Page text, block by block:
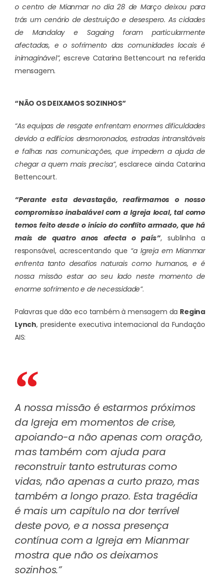
o centro de Mianmar no dia 28 de Março deixou para
trás um cenário de destruição e desespero. As cidades
de Mandalay e Sagaing foram particularmente
afectadas, e o sofrimento das comunidades locais é
inimaginável”, escreve Catarina Bettencourt na referida
mensagem.
“NÃO OS DEIXAMOS SOZINHOS”
“As equipas de resgate enfrentam enormes dificuldades
devido a edifícios desmoronados, estradas intransitáveis
e falhas nas comunicações, que impedem a ajuda de
chegar a quem mais precisa”, esclarece ainda Catarina
Bettencourt.
“Perante esta devastação, reafirmamos o nosso
compromisso inabalável com a Igreja local, tal como
temos feito desde o início do conflito armado, que há
mais de quatro anos afecta o país”, sublinha a
responsável, acrescentando que “a Igreja em Mianmar
enfrenta tanto desafios naturais como humanos, e é
nossa missão estar ao seu lado neste momento de
enorme sofrimento e de necessidade”.
Palavras que dão eco também à mensagem da Regina
Lynch, presidente executiva internacional da Fundação
AIS:
A nossa missão é estarmos próximos
da Igreja em momentos de crise,
apoiando-a não apenas com oração,
mas também com ajuda para
reconstruir tanto estruturas como
vidas, não apenas a curto prazo, mas
também a longo prazo. Esta tragédia
é mais um capítulo na dor terrível
deste povo, e a nossa presença
contínua com a Igreja em Mianmar
mostra que não os deixamos
sozinhos.”